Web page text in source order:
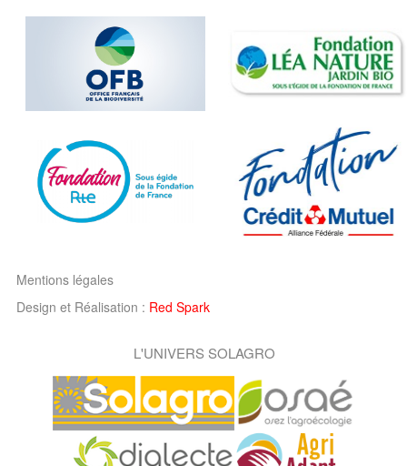
Mentions légales
Design et Réalisation : Red Spark
L'UNIVERS SOLAGRO